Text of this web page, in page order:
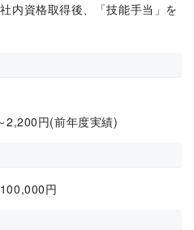
内資格取得後、「技能手当」を
2,200円(前年度実績)
円